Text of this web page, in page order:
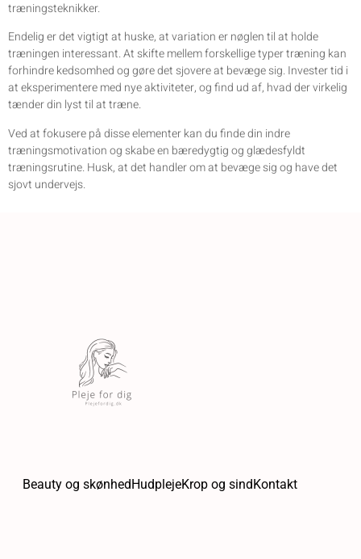
træningsteknikker.
Endelig er det vigtigt at huske, at variation er nøglen til at holde
træningen interessant. At skifte mellem forskellige typer træning kan
forhindre kedsomhed og gøre det sjovere at bevæge sig. Invester tid i
at eksperimentere med nye aktiviteter, og find ud af, hvad der virkelig
tænder din lyst til at træne.
Ved at fokusere på disse elementer kan du finde din indre
træningsmotivation og skabe en bæredygtig og glædesfyldt
træningsrutine. Husk, at det handler om at bevæge sig og have det
sjovt undervejs.
Beauty og skønhedHudplejeKrop og sindKontakt